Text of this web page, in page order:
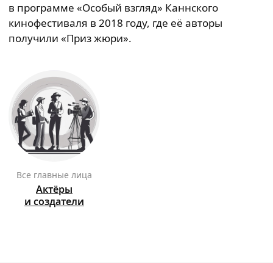
в программе «Особый взгляд» Каннского
кинофестиваля в 2018 году, где её авторы
получили «Приз жюри».
Все главные лица
Актёры
и создатели